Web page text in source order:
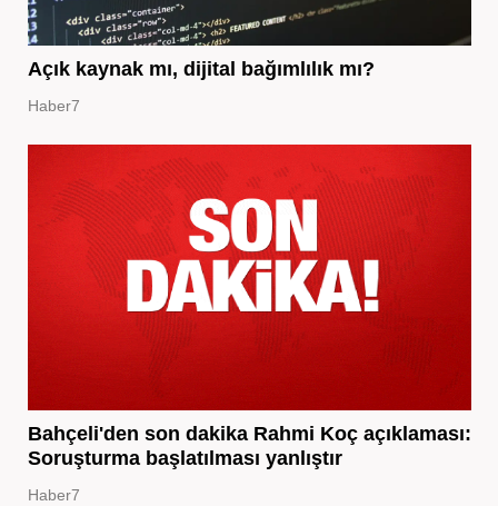
Açık kaynak mı, dijital bağımlılık mı?
Haber7
Bahçeli'den son dakika Rahmi Koç açıklaması:
Soruşturma başlatılması yanlıştır
Haber7